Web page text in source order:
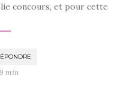
concours, et pour cette
min